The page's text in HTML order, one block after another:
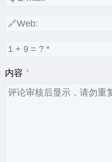
内容